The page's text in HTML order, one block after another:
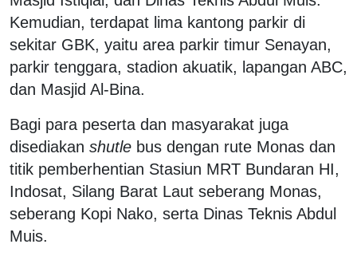
Kemudian, terdapat lima kantong parkir di
sekitar GBK, yaitu area parkir timur Senayan,
parkir tenggara, stadion akuatik, lapangan ABC,
dan Masjid Al-Bina.
Bagi para peserta dan masyarakat juga
disediakan shutle bus dengan rute Monas dan
titik pemberhentian Stasiun MRT Bundaran HI,
Indosat, Silang Barat Laut seberang Monas,
seberang Kopi Nako, serta Dinas Teknis Abdul
Muis.